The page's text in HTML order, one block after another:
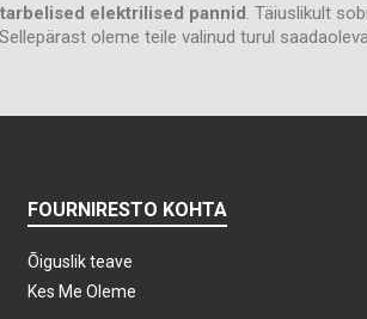
elektrilised pannid. Täiuslikult
oleme teile valinud turul
FOURNIRESTO KOHTA
Õiguslik teave
Kes Me Oleme